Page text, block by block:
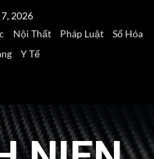
2026
Nội Thất Pháp Luật
Số Hóa
Y Tế